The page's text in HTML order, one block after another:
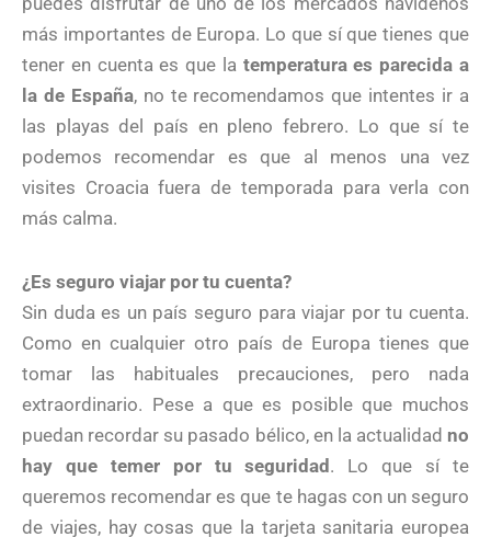
más importantes de Europa. Lo que sí que tienes que
tener en cuenta es que la temperatura es parecida a
la de España, no te recomendamos que intentes ir a
las playas del país en pleno febrero. Lo que sí te
podemos recomendar es que al menos una vez
visites Croacia fuera de temporada para verla con
más calma.
¿Es seguro viajar por tu cuenta?
Sin duda es un país seguro para viajar por tu cuenta.
Como en cualquier otro país de Europa tienes que
tomar las habituales precauciones, pero nada
extraordinario. Pese a que es posible que muchos
puedan recordar su pasado bélico, en la actualidad no
hay que temer por tu seguridad. Lo que sí te
queremos recomendar es que te hagas con un seguro
de viajes, hay cosas que la tarjeta sanitaria europea